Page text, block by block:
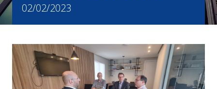
02/02/2023